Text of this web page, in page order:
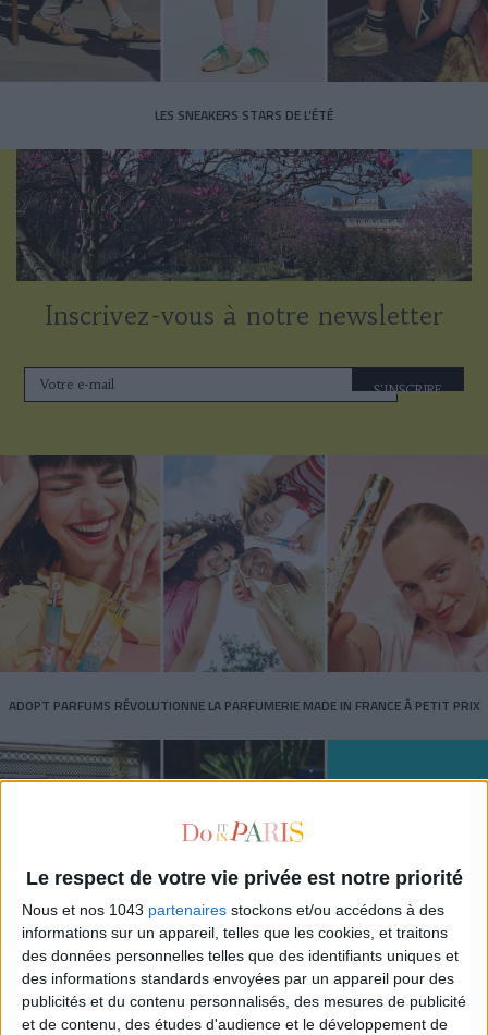
Le respect de votre vie privée est notre priorité
Nous et nos 1043 partenaires stockons et/ou accédons à des
informations sur un appareil, telles que les cookies, et traitons
des données personnelles telles que des identifiants uniques et
des informations standards envoyées par un appareil pour des
publicités et du contenu personnalisés, des mesures de publicité
et de contenu, des études d'audience et le développement de
LES SNEAKERS STARS DE L’ÉTÉ
Inscrivez-vous à notre newsletter
S'INSCRIRE
ADOPT PARFUMS RÉVOLUTIONNE LA PARFUMERIE MADE IN FRANCE À PETIT PRIX
TOUT CE QUE VOUS DEVEZ FAIRE À PARIS EN AOÛT